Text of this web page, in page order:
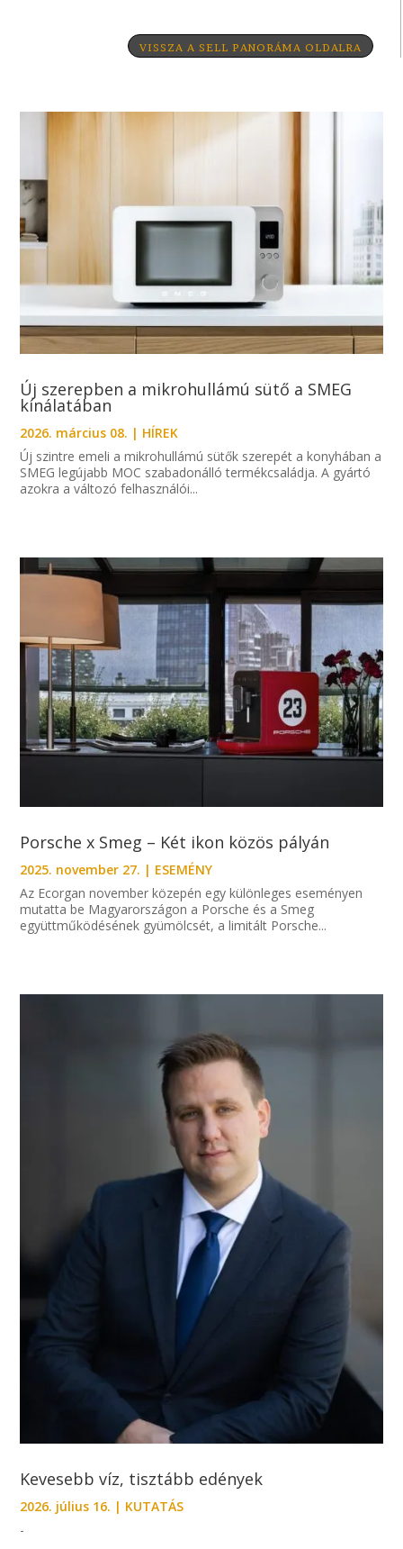
VISSZA A SELL PANORÁMA OLDALRA
Új szerepben a mikrohullámú sütő a SMEG
kínálatában
2026. március 08. | HÍREK
Új szintre emeli a mikrohullámú sütők szerepét a konyhában a
SMEG legújabb MOC szabadonálló termékcsaládja. A gyártó
azokra a változó felhasználói...
Porsche x Smeg – Két ikon közös pályán
2025. november 27. | ESEMÉNY
Az Ecorgan november közepén egy különleges eseményen
mutatta be Magyarországon a Porsche és a Smeg
együttműködésének gyümölcsét, a limitált Porsche...
Kevesebb víz, tisztább edények
2026. július 16. | KUTATÁS
-